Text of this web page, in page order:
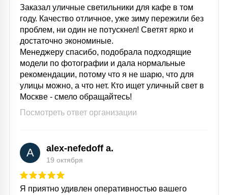
Заказал уличные светильники для кафе в том
году. Качество отличное, уже зиму пережили без
проблем, ни один не потускнел! Светят ярко и
достаточно экономиные.
Менеджеру спасибо, подобрала подходящие
модели по фотографии и дала нормальные
рекомендации, потому что я не шарю, что для
улицы можно, а что нет. Кто ищет уличный свет в
Москве - смело обращайтесь!
Посмотреть ответ организации
A alex-nefedoff a.
19 октября
Я приятно удивлен оперативностью вашего